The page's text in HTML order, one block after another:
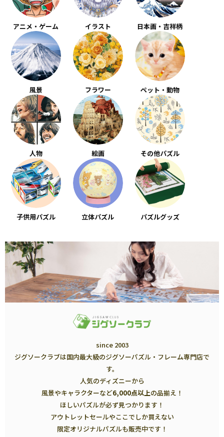
アニメ・ゲーム イラスト 日本画・吉祥柄
風景 フラワー ペット・動物
人物 絵画 その他パズル
子供用パズル 立体パズル パズルグッズ
since 2003
ジグソークラブは国内最大級のジグソーパズル・フレーム専門店で
す。
人気のディズニーから
風景やキャラクターなど6,000点以上の品揃え！
ほしいパズルが必ず見つかります！
アウトレットセールやここでしか買えない
限定オリジナルパズルも販売中です！